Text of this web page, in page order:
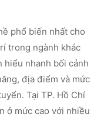
phổ biến nhất cho
trong ngành khác
hiểu nhanh bối cảnh
địa điểm và mức
Tại TP. Hồ Chí
ở mức cao với nhiều